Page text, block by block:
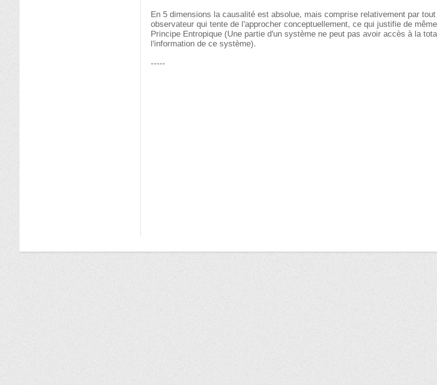
En 5 dimensions la causalité est absolue, mais comprise relativement par tout
observateur qui tente de l'approcher conceptuellement, ce qui justifie de
Principe Entropique (Une partie d'un système ne peut pas avoir accès à la
l'information de ce système).
-----